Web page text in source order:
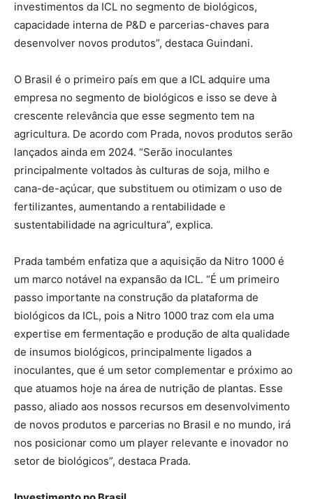
investimentos da ICL no segmento de biológicos,
capacidade interna de P&D e parcerias-chaves para
desenvolver novos produtos”, destaca Guindani.
O Brasil é o primeiro país em que a ICL adquire uma
empresa no segmento de biológicos e isso se deve à
crescente relevância que esse segmento tem na
agricultura. De acordo com Prada, novos produtos serão
lançados ainda em 2024. “Serão inoculantes
principalmente voltados às culturas de soja, milho e
cana-de-açúcar, que substituem ou otimizam o uso de
fertilizantes, aumentando a rentabilidade e
sustentabilidade na agricultura”, explica.
Prada também enfatiza que a aquisição da Nitro 1000 é
um marco notável na expansão da ICL. “É um primeiro
passo importante na construção da plataforma de
biológicos da ICL, pois a Nitro 1000 traz com ela uma
expertise em fermentação e produção de alta qualidade
de insumos biológicos, principalmente ligados a
inoculantes, que é um setor complementar e próximo ao
que atuamos hoje na área de nutrição de plantas. Esse
passo, aliado aos nossos recursos em desenvolvimento
de novos produtos e parcerias no Brasil e no mundo, irá
nos posicionar como um player relevante e inovador no
setor de biológicos”, destaca Prada.